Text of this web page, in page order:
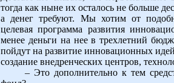
тогда как ныне их осталось не больше
а денег требуют. Мы хотим от
целевая программа развития
менее деньги на нее в трехлетний
пойдут на развитие инновационных
создание внедренческих центров,
– Это дополнительно к тем